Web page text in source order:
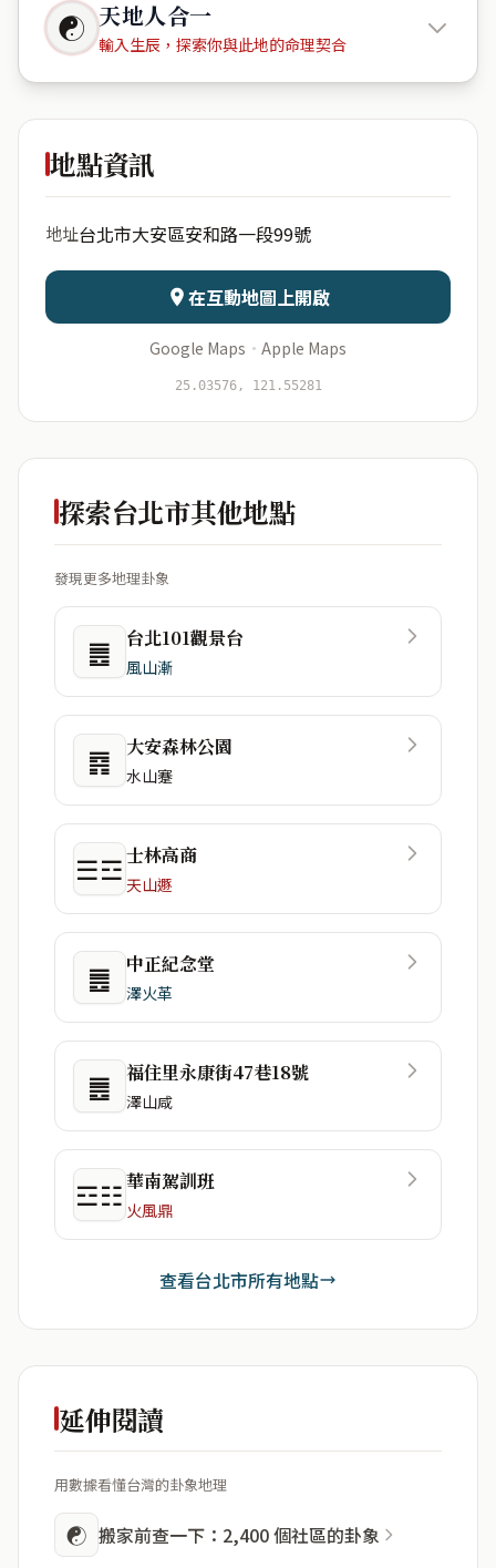
☯ 天地人合一
輸入生辰，探索你與此地的命理契合
仁愛首都
日期 出生時辰
資料僅用於即時分析，不會儲存於伺服器
地點資訊
地址台北市大安區安和路一段99號
在互動地圖上開啟
Google Maps · Apple Maps
25.03576, 121.55281
探索台北市其他地點
發現更多地理卦象
䷌ 台北101觀景台
風山漸
䷴ 大安森林公園
水山蹇
☰☲士林高商
天山遯
䷌ 中正紀念堂
澤火革
䷌ 福住里永康街47巷18號
澤山咸
☲☷華南駕訓班
火風鼎
查看台北市所有地點
延伸閱讀
用數據看懂台灣的卦象地理
☯ 搬家前查一下：2,400 個社區的卦象